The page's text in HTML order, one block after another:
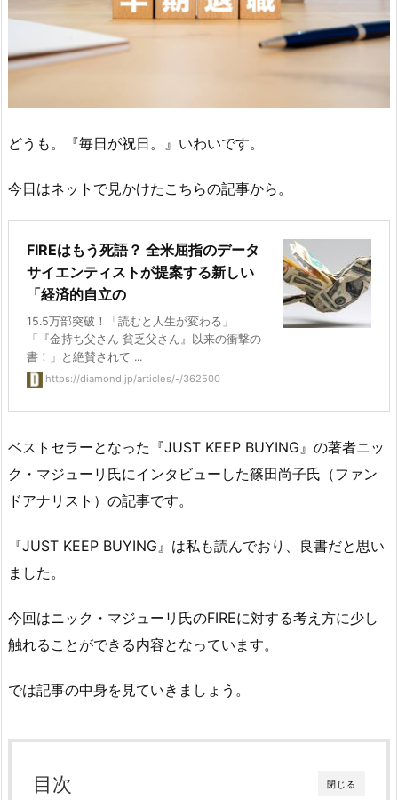
どうも。『毎日が祝日。』いわいです。
今日はネットで見かけたこちらの記事から。
FIREはもう死語？ 全米屈指のデータ
サイエンティストが提案する新しい
「経済的自立の
15.5万部突破！「読むと人生が変わる」
「『金持ち父さん 貧乏父さん』以来の衝撃の
書！」と絶賛されて ...
https://diamond.jp/articles/-/362500
ベストセラーとなった『JUST KEEP BUYING』の著者ニッ
ク・マジューリ氏にインタビューした篠田尚子氏（ファン
ドアナリスト）の記事です。
『JUST KEEP BUYING』は私も読んでおり、良書だと思い
ました。
今回はニック・マジューリ氏のFIREに対する考え方に少し
触れることができる内容となっています。
では記事の中身を見ていきましょう。
閉じる
目次